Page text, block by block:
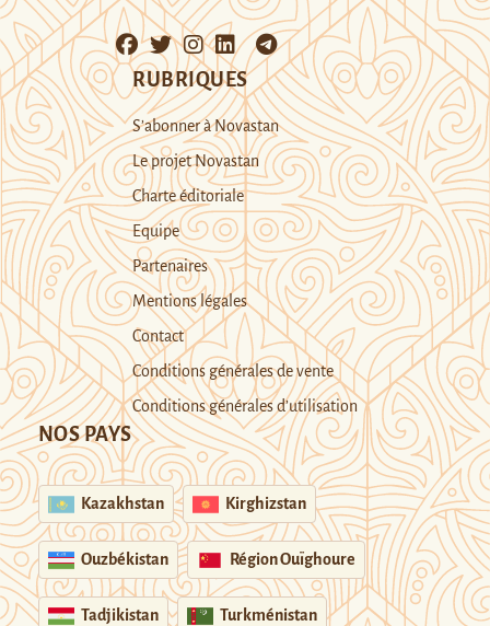
RUBRIQUES
S’abonner à Novastan
Le projet Novastan
Charte éditoriale
Equipe
Partenaires
Mentions légales
Contact
Conditions générales de vente
Conditions générales d’utilisation
NOS PAYS
Kazakhstan Kirghizstan
Ouzbékistan Région Ouïghoure
Tadjikistan Turkménistan